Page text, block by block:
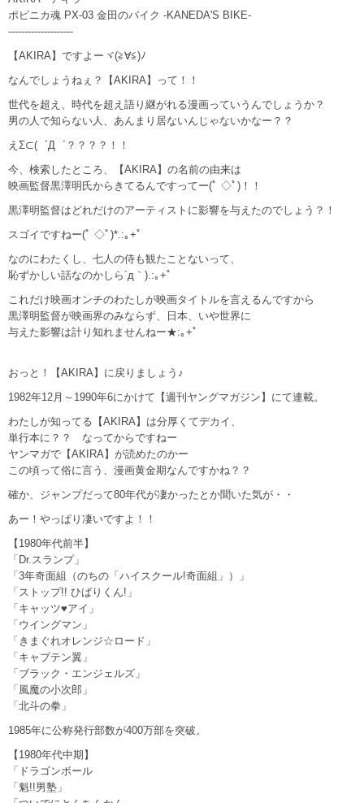
ポピニカ魂 PX-03 金田のバイク -KANEDA'S BIKE-
--------------------
【AKIRA】ですよーヾ(≧∀≦)ﾉ
なんでしょうねぇ？【AKIRA】って！！
世代を超え、時代を超え語り継がれる漫画っていうんでしょうか？
男の人で知らない人、あんまり居ないんじゃないかなー？？
えΣ⊂(゜Д゜？？？？！！
今、検索したところ、【AKIRA】の名前の由来は
映画監督黒澤明氏からきてるんですってー(ﾟ ◇ﾟ)！！
黒澤明監督はどれだけのアーティストに影響を与えたのでしょう？！
スゴイですねー(ﾟ ◇ﾟ)*.:｡+ﾟ
なのにわたくし、七人の侍も観たことないって、
恥ずかしい話なのかしら´д｀).:｡+ﾟ
これだけ映画オンチのわたしが映画タイトルを言えるんですから
黒澤明監督が映画界のみならず、日本、いや世界に
与えた影響は計り知れませんねー★:｡+ﾟ
おっと！【AKIRA】に戻りましょう♪
1982年12月～1990年6にかけて【週刊ヤングマガジン】にて連載。
わたしが知ってる【AKIRA】は分厚くてデカイ、
単行本に？？ なってからですねー
ヤンマガで【AKIRA】が読めたのかー
この頃って俗に言う、漫画黄金期なんですかね？？
確か、ジャンプだって80年代が凄かったとか聞いた気が・・
あー！やっぱり凄いですよ！！
【1980年代前半】
「Dr.スランプ」
「3年奇面組（のちの「ハイスクール!奇面組」）」
「ストップ!! ひばりくん!」
「キャッツ♥アイ」
「ウイングマン」
「きまぐれオレンジ☆ロード」
「キャプテン翼」
「ブラック・エンジェルズ」
「風魔の小次郎」
「北斗の拳」
1985年に公称発行部数が400万部を突破。
【1980年代中期】
「ドラゴンボール
「魁!!男塾」